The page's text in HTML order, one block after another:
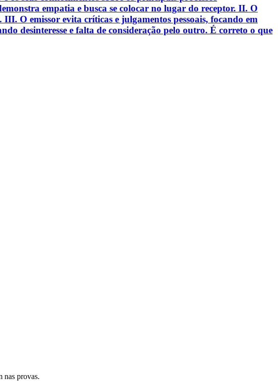
empatia e busca se colocar no lugar do receptor. II. O
O emissor evita críticas e julgamentos pessoais, focando em
desinteresse e falta de consideração pelo outro. É correto o que
nas provas.